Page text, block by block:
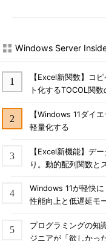
いてみていこう。
« 前の回へ
Windows 7への移行ノ
ハウを知りたい！なら
XP→Win7移行支援記
ファイ
ォール
Windows Server
【Excel新関数】コ
ト化するTOCOL関
【Windows 11ダイ
軽量化する
【Excel新機能】デ
り。動的配列関数と
Windows 11が軽快
性能向上と低遅延モ
プログラミングの
ジニアが「欲しかっ